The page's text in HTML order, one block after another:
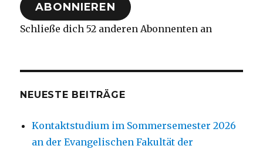
ABONNIEREN
Schließe dich 52 anderen Abonnenten an
NEUESTE BEITRÄGE
Kontaktstudium im Sommersemester 2026
an der Evangelischen Fakultät der